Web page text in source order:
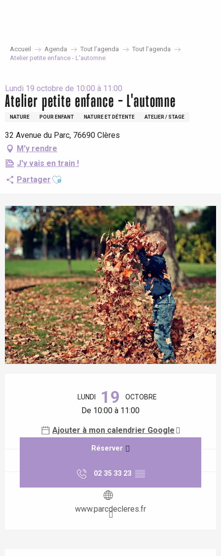
Accueil Agenda Tout l’agenda
Tout l’agenda
Atelier petite enfance - L'automne
Lundi 19 octobre de 10:00 à 11:00
Atelier petite enfance - L'automne
NATURE POUR ENFANT NATURE ET DÉTENTE ATELIER / STAGE
32 Avenue du Parc, 76690 Clères
M'y rendre
J'y vais en train !
Partager Ajouter aux favoris
LUNDI 19 OCTOBRE
De 10:00 à 11:00
Ajouter à mon calendrier Google
Réserver
02 35 33 23 ▒▒
www.parcdecleres.fr